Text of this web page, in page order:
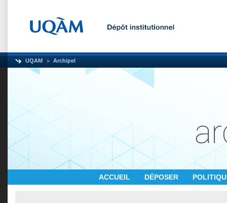
UQAM Archipel
ACCUEIL DÉPOSER